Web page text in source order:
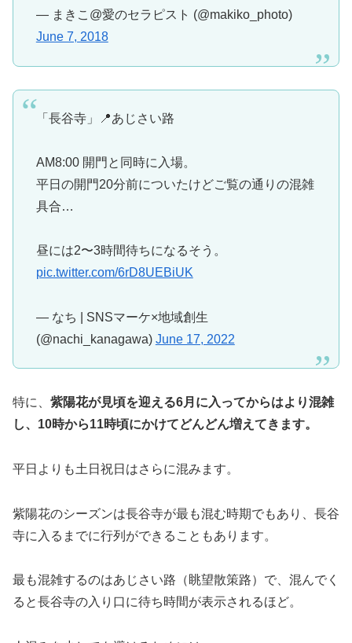
— まきこ@愛のセラピスト (@makiko_photo)
June 7, 2018
「長谷寺」📍あじさい路
AM8:00 開門と同時に入場。
平日の開門20分前についたけどご覧の通りの混雑
具合…
昼には2〜3時間待ちになるそう。
pic.twitter.com/6rD8UEBiUK
— なち | SNSマーケ×地域創生
(@nachi_kanagawa) June 17, 2022
特に、 紫陽花が見頃を迎える6月に入ってからはより混雑
し、10時から11時頃にかけてどんどん増えてきます。
平日よりも土日祝日はさらに混みます。
紫陽花のシーズンは長谷寺が最も混む時期でもあり、長谷
寺に入るまでに行列ができることもあります。
最も混雑するのはあじさい路（眺望散策路）で、混んでく
ると長谷寺の入り口に待ち時間が表示されるほど。